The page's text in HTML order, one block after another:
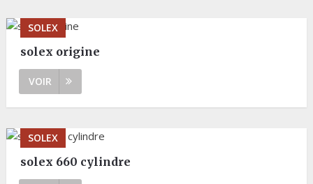
SOLEX
solex origine
VOIR
SOLEX
solex 660 cylindre